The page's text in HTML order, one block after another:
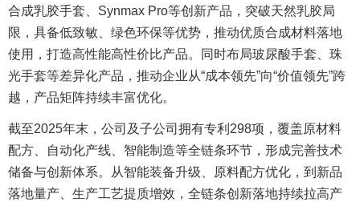
合成乳胶手套、Synmax Pro等创新产品，突破天然乳胶局
限，具备低致敏、绿色环保等优势，推动优质合成材料落地
使用，打造高性能高性价比产品。同时布局玻尿酸手套、珠
光手套等差异化产品，推动企业从“成本领先”向“价值领先”跨
越，产品矩阵持续丰富优化。
截至2025年末，公司及子公司拥有专利298项，覆盖原材料
配方、自动化产线、智能制造等全链条环节，形成完善技术
储备与创新体系。从智能装备升级、原料配方优化，到新品
落地量产、生产工艺提质增效，全链条创新落地持续拉高产